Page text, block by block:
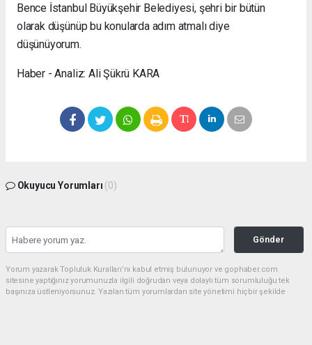
Bence İstanbul Büyükşehir Belediyesi, şehri bir bütün
olarak düşünüp bu konularda adım atmalı diye
düşünüyorum.
Haber - Analiz: Ali Şükrü KARA
Okuyucu Yorumları (0)
Gönder
Yorum yazarak Topluluk Kuralları’nı kabul etmiş bulunuyor ve gophaber.com
sitesine yaptığınız yorumunuzla ilgili doğrudan veya dolaylı tüm sorumluluğu tek
başınıza üstleniyorsunuz. Yazılan tüm yorumlardan site yönetimi hiçbir şekilde